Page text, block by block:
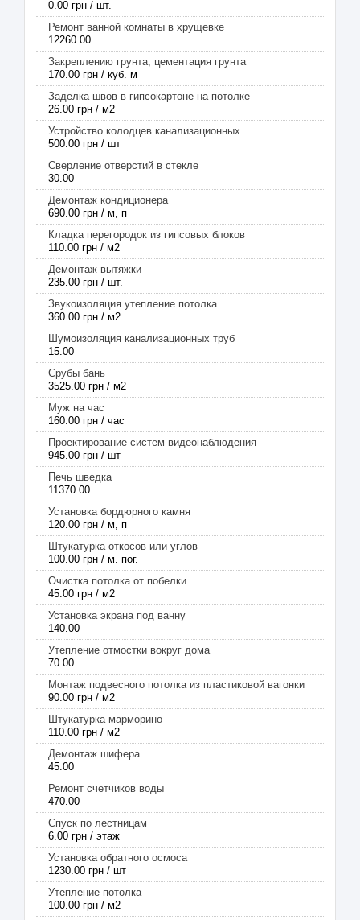
0.00 грн / шт.
Ремонт ванной комнаты в хрущевке
12260.00
Закреплению грунта, цементация грунта
170.00 грн / куб. м
Заделка швов в гипсокартоне на потолке
26.00 грн / м2
Устройство колодцев канализационных
500.00 грн / шт
Сверление отверстий в стекле
30.00
Демонтаж кондиционера
690.00 грн / м, п
Кладка перегородок из гипсовых блоков
110.00 грн / м2
Демонтаж вытяжки
235.00 грн / шт.
Звукоизоляция утепление потолка
360.00 грн / м2
Шумоизоляция канализационных труб
15.00
Срубы бань
3525.00 грн / м2
Муж на час
160.00 грн / час
Проектирование систем видеонаблюдения
945.00 грн / шт
Печь шведка
11370.00
Установка бордюрного камня
120.00 грн / м, п
Штукатурка откосов или углов
100.00 грн / м. пог.
Очистка потолка от побелки
45.00 грн / м2
Установка экрана под ванну
140.00
Утепление отмостки вокруг дома
70.00
Монтаж подвесного потолка из пластиковой вагонки
90.00 грн / м2
Штукатурка марморино
110.00 грн / м2
Демонтаж шифера
45.00
Ремонт счетчиков воды
470.00
Спуск по лестницам
6.00 грн / этаж
Установка обратного осмоса
1230.00 грн / шт
Утепление потолка
100.00 грн / м2